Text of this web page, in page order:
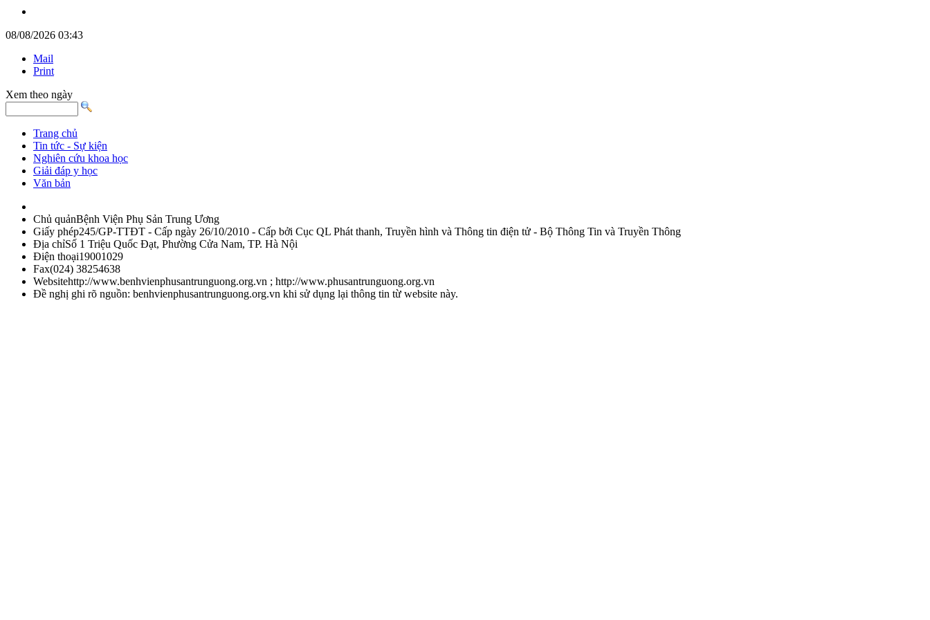
08/08/2026 03:43
Mail
Print
Xem theo ngày
Trang chủ
Tin tức - Sự kiện
Nghiên cứu khoa học
Giải đáp y học
Văn bản
Chủ quảnBệnh Viện Phụ Sản Trung Ương
Giấy phép245/GP-TTĐT - Cấp ngày 26/10/2010 - Cấp bởi Cục QL Phát thanh, Truyền hình và Thông tin điện tử - Bộ Thông Tin và Truyền Thông
Địa chỉSố 1 Triệu Quốc Đạt, Phường Cửa Nam, TP. Hà Nội
Điện thoại19001029
Fax(024) 38254638
Websitehttp://www.benhvienphusantrunguong.org.vn ; http://www.phusantrunguong.org.vn
Đề nghị ghi rõ nguồn: benhvienphusantrunguong.org.vn khi sử dụng lại thông tin từ website này.